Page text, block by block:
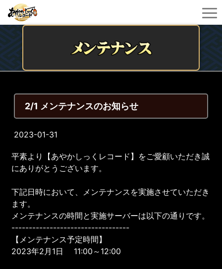
2/1 メンテナンスのお知らせ
2023-01-31
平素より【あやかしっくレコード】をご愛顧いただき誠
にありがとうございます。
下記日時において、メンテナンスを実施させていただき
ます。
メンテナンスの時間と実施サーバーは以下の通りです。
----------------------------------
【メンテナンス予定時間】
2023年2月1日 11:00～12:00